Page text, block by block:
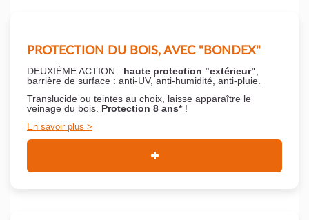
PROTECTION DU BOIS, AVEC "BONDEX"
DEUXIÈME ACTION : haute protection "extérieur"
barrière de surface : anti-UV, anti-humidité, anti-pluie.
Translucide ou teintes au choix, laisse apparaître le
veinage du bois. Protection 8 ans*!
En savoir plus